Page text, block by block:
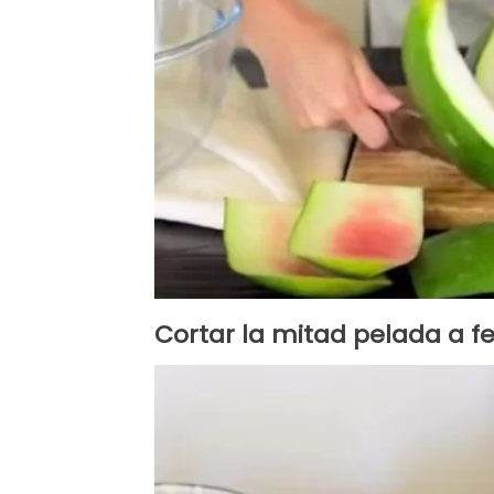
Cortar la mitad pelada a